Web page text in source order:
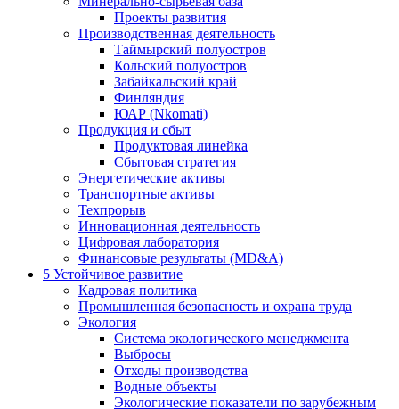
Проекты развития
Производственная деятельность
Таймырский полуостров
Кольский полуостров
Забайкальский край
Финляндия
ЮАР (Nkomati)
Продукция и сбыт
Продуктовая линейка
Сбытовая стратегия
Энергетические активы
Транспортные активы
Техпрорыв
Инновационная деятельность
Цифровая лаборатория
Финансовые результаты (MD&A)
5 Устойчивое развитие
Кадровая политика
Промышленная безопасность и охрана труда
Экология
Система экологического менеджмента
Выбросы
Отходы производства
Водные объекты
Экологические показатели по зарубежным